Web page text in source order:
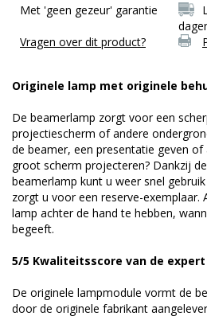
Met 'geen gezeur' garantie
Vragen over dit product?
Originele lamp met originele
De beamerlamp zorgt voor een
projectiescherm of andere
de beamer, een presentatie geven of
groot scherm projecteren? Dankzij de
beamerlamp kunt u weer snel
zorgt u voor een reserve-exemplaar.
lamp achter de hand te hebben,
begeeft.
5/5 Kwaliteitsscore van de expert
De originele lampmodule vormt de
door de originele fabrikant